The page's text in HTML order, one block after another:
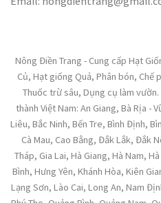
Nông Điền Trang - Cung cấp Hạt
Củ, Hạt giống Quả, Phân bón, Chế
Thuốc trừ sâu, Dụng cụ làm
thành Việt Nam: An Giang, Bà Rịa -
Liêu, Bắc Ninh, Bến Tre, Bình Định,
Cà Mau, Cao Bằng, Đắk Lắk, Đắk
Tháp, Gia Lai, Hà Giang, Hà Nam,
Bình, Hưng Yên, Khánh Hòa, Kiên
Lạng Sơn, Lào Cai, Long An, Nam